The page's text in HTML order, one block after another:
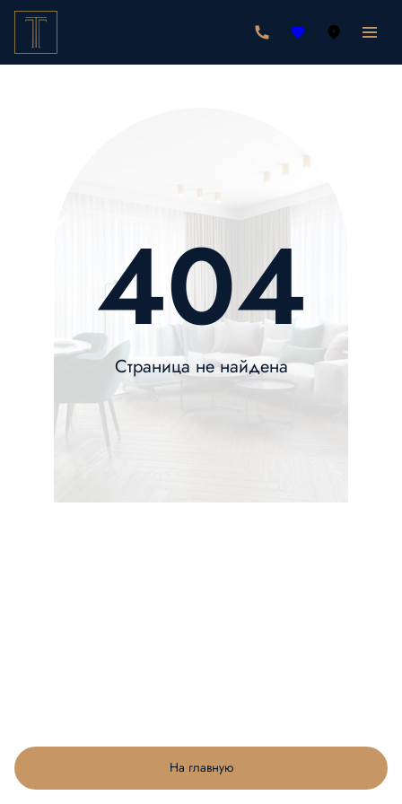
404
Страница не найдена
На главную